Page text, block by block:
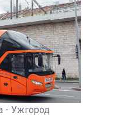
- Ужгород